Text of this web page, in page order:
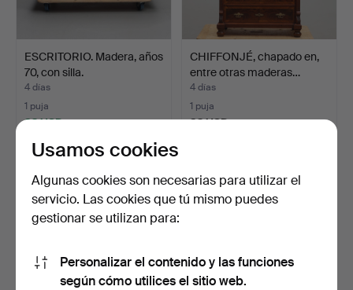
ESCRITORIO. Madera, años
70, con silla.
4 días
1 puja
32 USD
CHIFFONJÉ, chapado en,
entre otras maderas…
4 días
1 puja
32 USD
Usamos cookies
Algunas cookies son necesarias para utilizar el
servicio. Las cookies que tú mismo puedes
gestionar se utilizan para:
Personalizar el contenido y las funciones
según cómo utilices el sitio web.